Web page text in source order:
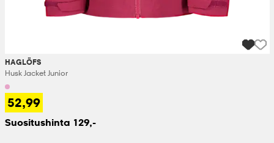
HAGLÖFS
Husk Jacket Junior
52,99
Suositushinta 129,-